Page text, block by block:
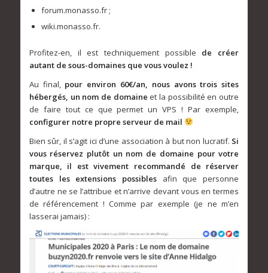
forum.monasso.fr ;
wiki.monasso.fr.
Profitez-en, il est techniquement possible de créer
autant de sous-domaines que vous voulez !
Au final,pour environ 60€/an, nous avons trois sites
hébergés, un nom de domaine et la possibilité en outre
de faire tout ce que permet un VPS ! Par exemple,
configurer notre propre serveur de mail
Bien sûr, il s’agit ici d’une association à but non lucratif. Si
vous réservez plutôt un nom de domaine pour votre
marque, il est vivement recommandé de réserver
toutes les extensions possibles afin que personne
d’autre ne se l’attribue et n’arrive devant vous en termes
de référencement ! Comme par exemple (je ne m’en
lasserai jamais) :